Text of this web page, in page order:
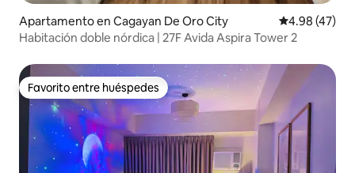
Apartamento en Cagayan De Oro City Calificación
4.98 (47)
Habitación doble nórdica | 27F Avida Aspira Tower 2
Favorito entre huéspedes
Favorito entre huéspedes